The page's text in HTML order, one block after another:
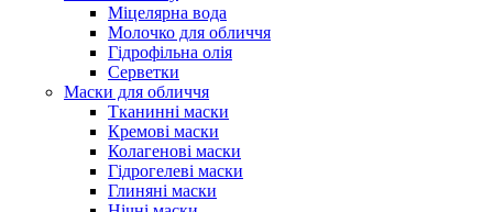
Міцелярна вода
Молочко для обличчя
Гідрофільна олія
Серветки
Маски для обличчя
Тканинні маски
Кремові маски
Колагенові маски
Гідрогелеві маски
Глиняні маски